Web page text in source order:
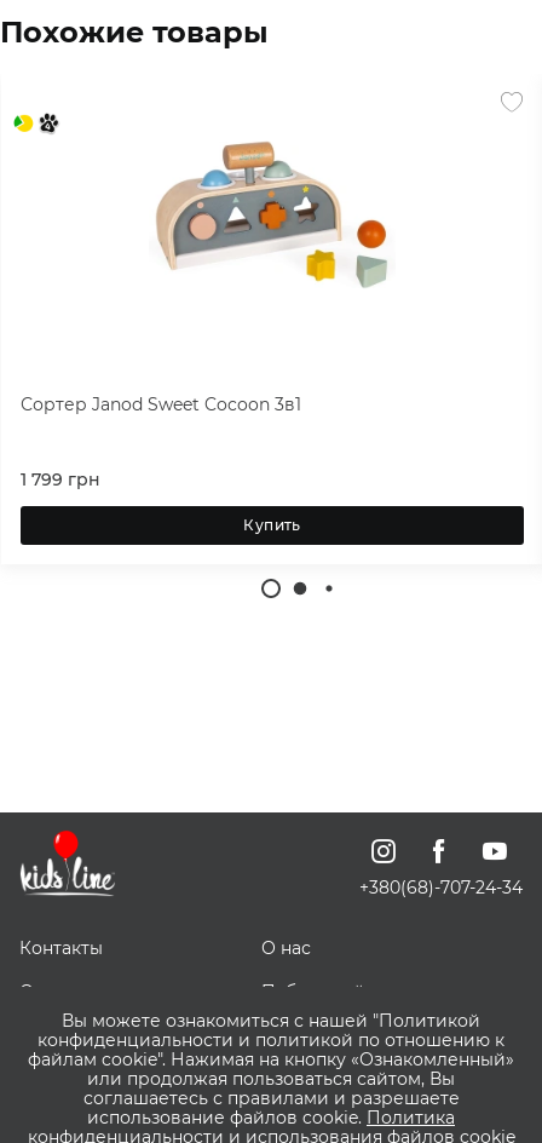
Похожие товары
Сортер Janod Sweet Cocoon 3в1
1 799 грн
Купить
+380(68)-707-24-34
Контакты
О нас
Отзывы о нас
Публичный договор
СКИДОЧКИ
Доставка, оплата и
возврат
Оптовым покупателям
Сервис ВИШЛИСТ ВАУ
Вы можете ознакомиться с нашей "Политикой
конфиденциальности и политикой по отношению к
файлам cookie". Нажимая на кнопку «Ознакомленный»
или продолжая пользоваться сайтом, Вы
соглашаетесь с правилами и разрешаете
использование файлов cookie. Политика
конфиденциальности и использования файлов cookie